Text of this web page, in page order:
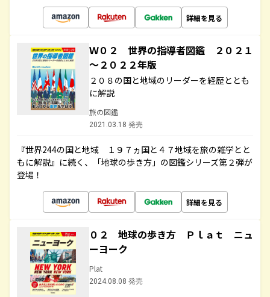
詳細を見る
Ｗ０２ 世界の指導者図鑑 ２０２１
～２０２２年版
２０８の国と地域のリーダーを経歴ととも
に解説
旅の図鑑
2021.03.18 発売
『世界244の国と地域 １９７ヵ国と４７地域を旅の雑学とと
もに解説』に続く、「地球の歩き方」の図鑑シリーズ第２弾が
登場！
詳細を見る
０２ 地球の歩き方 Ｐｌａｔ ニュ
ーヨーク
Plat
2024.08.08 発売